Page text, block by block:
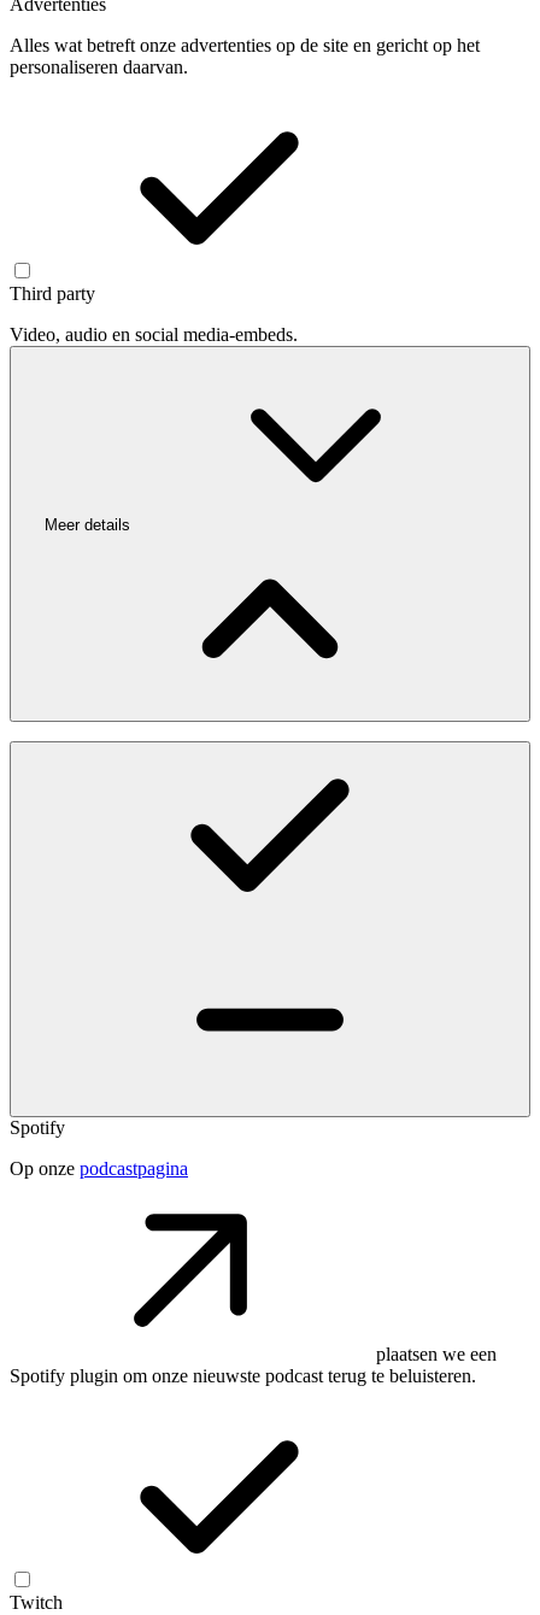
Advertenties
Alles wat betreft onze advertenties op de site en gericht op het
personaliseren daarvan.
Third party
Video, audio en social media-embeds.
Meer details
Spotify
Op onze podcastpagina
plaatsen we een
Spotify plugin om onze nieuwste podcast terug te beluisteren.
Twitch